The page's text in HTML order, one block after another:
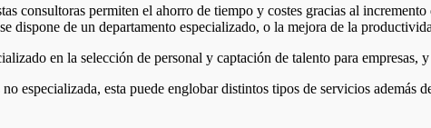
consultoras permiten el ahorro de tiempo y costes gracias al
dispone de un departamento especializado, o la mejora de la
en la selección de personal y captación de talento para
especializada, esta puede englobar distintos tipos de servicios además